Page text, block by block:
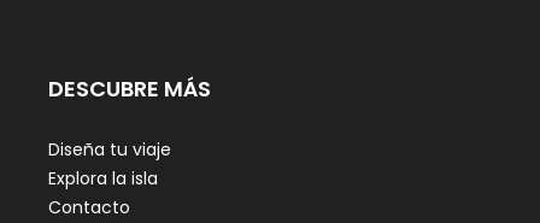
DESCUBRE MÁS
Diseña tu viaje
Explora la isla
Contacto